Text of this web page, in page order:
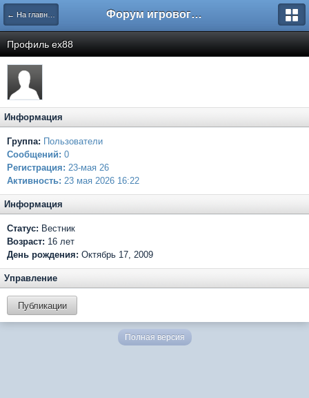
← На главную Форум игрового проекта Riverrise
Профиль ex88
Информация
Группа: Пользователи
Сообщений: 0
Регистрация: 23-мая 26
Активность: 23 мая 2026 16:22
Информация
Статус: Вестник
Возраст: 16 лет
День рождения: Октябрь 17, 2009
Управление
Публикации
Полная версия